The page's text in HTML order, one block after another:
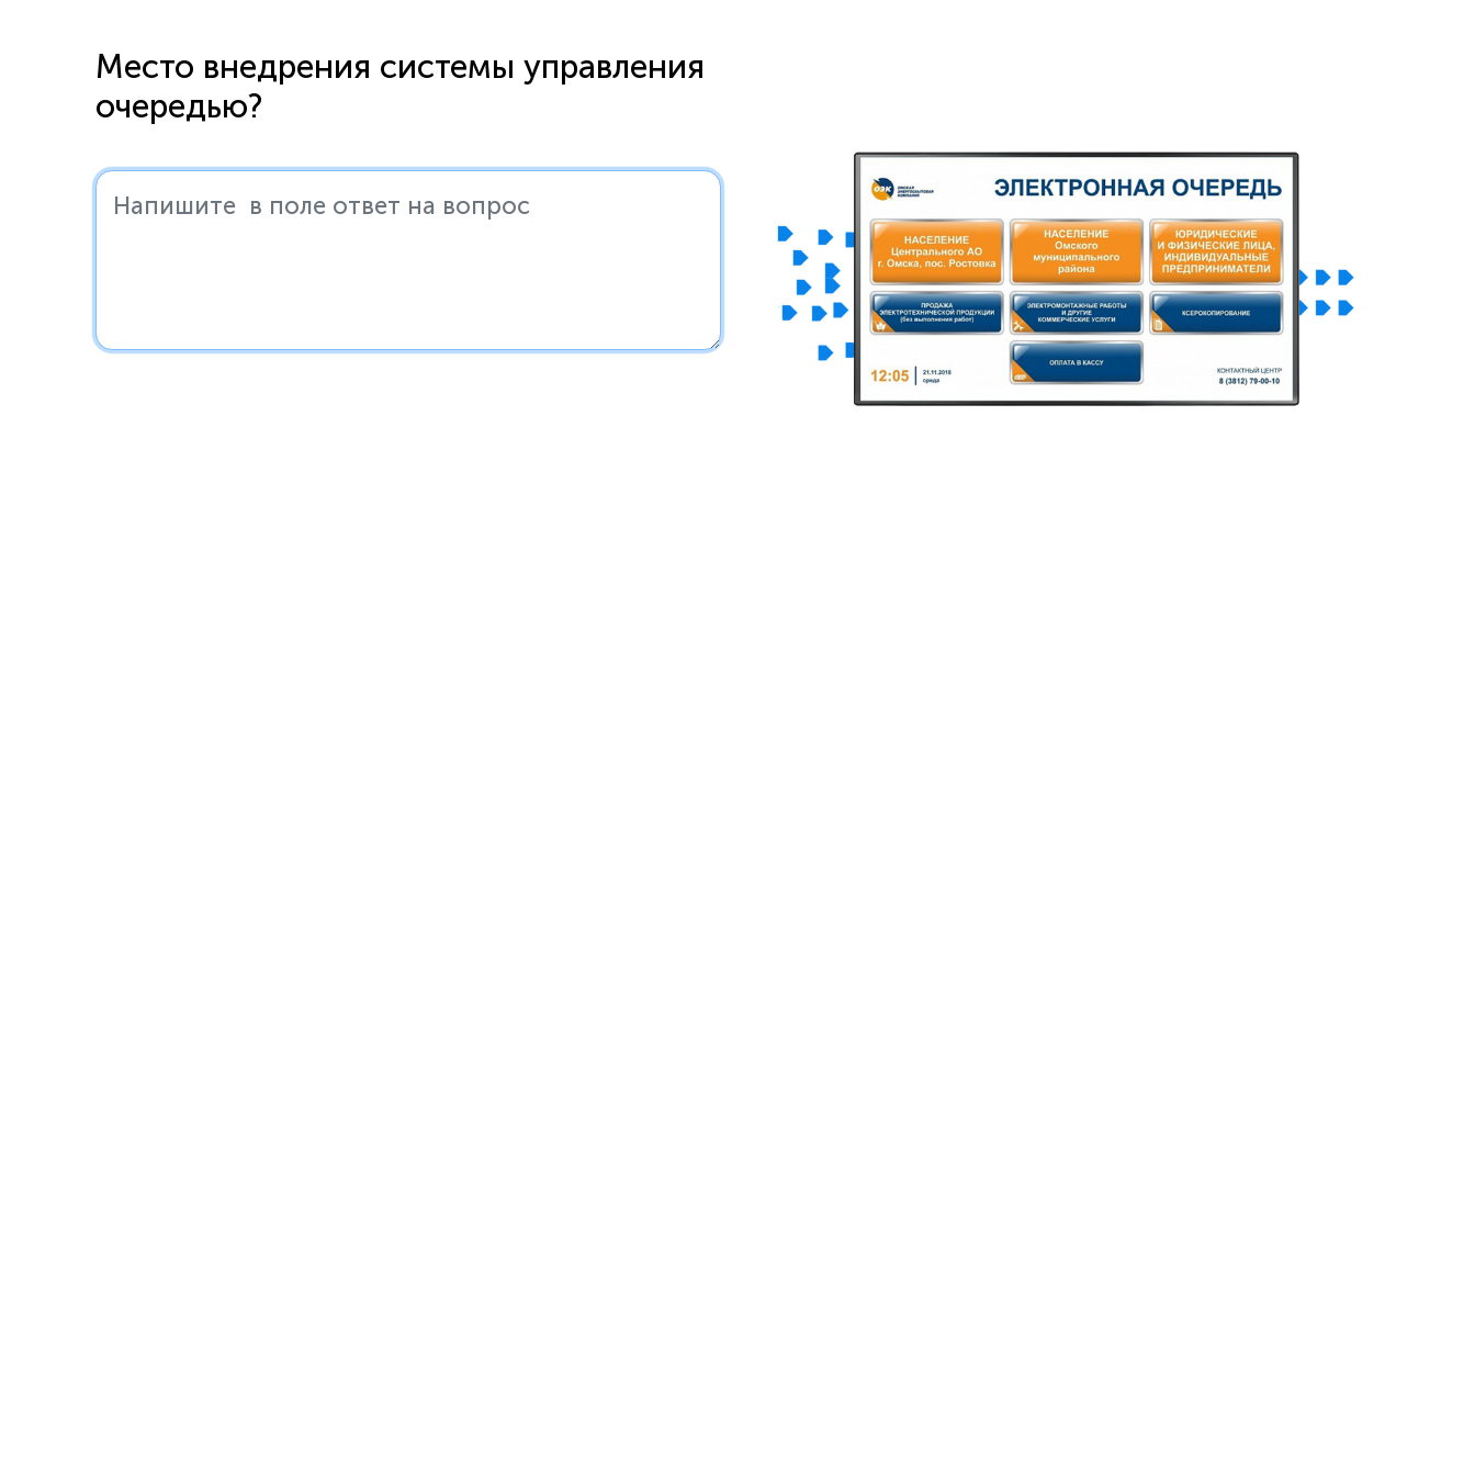
Прочее
Место внедрения системы управления
очередью?